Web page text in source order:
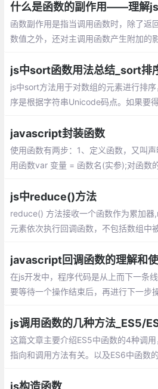
函数副作用是指当调用函数时，除了返
数值之外，还对主调用函数产生附加的
值，而且还做了其他的事情
js中sort函数用法总结_sort排
js中sort方法用于对数组的元素进行排
序是根据字符串Unicode码点。如果要
小，然后返回一个用于说明这两个值的
javascript封装函数
使用函数有两步：1、定义函数，又叫
用函数var 变量 = 函数名(实参);对函数
js中reduce()方法
reduce() 方法接收一个函数作为累加
元素依次执行回调函数，不包括数组中
值，当前索引，原数组。
javascript回调函数的理解和
在js开发中，程序代码是从上而下一条
要等待一个操作结束后，再进行下一步
()构造函数创建的Function对象。
js调用函数的几种方法_ES5/
这篇文章主要介绍ES5中函数的4种调
指向和调用方法有关。以及ES6中函数